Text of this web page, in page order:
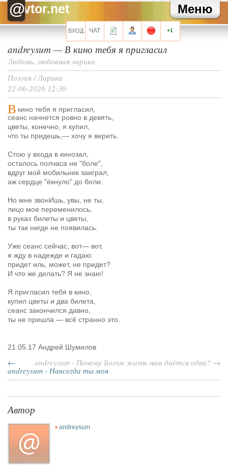
Меню
@vtor.net
Зайка
Как там твоя карьера?
Зайка
Хаммер, привет!
Хелла Черноушева
И трехведерная клизма для профилактики
Художнику тоже иногда нужен окулист...
Все сообщения мини-чата
Регистрация
Забыли свой пароль?
Перейти на полную версию
ВХОД ЧАТ +1
andreysum— В кино тебя я пригласил
Любовь, любовная лирика
Поэзия /Лирика
22-06-2026 12:30
В кино тебя я пригласил,
сеанс начнется ровно в девять,
цветы, конечно, я купил,
что ты придешь, — хочу я верить.
Стою у входа в кинозал,
осталось полчаса не "боле",
вдруг мой мобильник заиграл,
аж сердце "ёкнуло" до боли.
Но мне звонИшь, увы, не ты,
лицо мое переменилось,
в руках билеты и цветы,
ты так нигде не появилась.
Уже сеанс сейчас, вот— вот,
я жду в надежде и гадаю:
придет иль, может, не придет?
И что же делать? Я не знаю!
Я пригласил тебя в кино,
купил цветы и два билета,
сеанс закончился давно,
ты не пришла — всё странно это.
21.05.17 Андрей Шумилов
andreysum - Почему Богом жизнь нам даётся одна? →
←
andreysum - Навсегда ты моя
Автор
andreysum